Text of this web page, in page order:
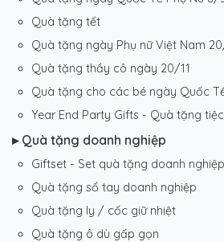
Quà tặng tết
Quà tặng ngày Phụ nữ Việt Nam
Quà tặng thầy cô ngày 20/11
Quà tặng cho các bé ngày Quốc
Year End Party Gifts - Quà tặng
▸ Quà tặng doanh nghiệp
Giftset - Set quà tặng doanh nghiệp
Quà tặng sổ tay doanh nghiệp
Quà tặng ly / cốc giữ nhiệt
Quà tặng ô dù gấp gọn